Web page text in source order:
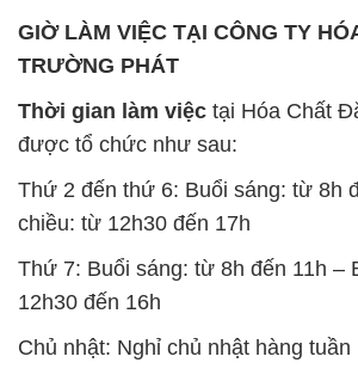
GIỜ LÀM VIỆC TẠI CÔNG TY
TRƯỜNG PHÁT
Thời gian làm việc tại Hóa Chất
được tổ chức như sau:
Thứ 2 đến thứ 6: Buổi sáng: từ 8h
chiều: từ 12h30 đến 17h
Thứ 7: Buổi sáng: từ 8h đến 11h –
12h30 đến 16h
Chủ nhật: Nghỉ chủ nhật hàng tuần